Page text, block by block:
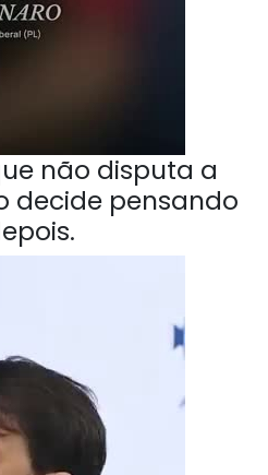
não disputa a
decide pensando